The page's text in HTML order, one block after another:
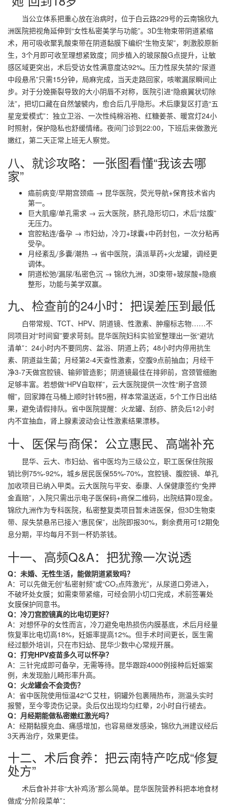
当公立体系把重心放在治病时，位于白云路229号的云南锦欣九
洲医院把视角延伸到“女性私密美学与功能”。3D生物束带阴道紧缩
术，用可吸收聚乳酸束带在阴道黏膜下编织“生物支架”，刺激胶原新
生，3个月即可收至理想紧致度；同步植入的玻尿酸G点提升，让敏
感区域更突出，术后受访女性满意度达92%。压力性尿失禁的“尿道
中段悬吊”只需15分钟，局麻完成，当天走路回家，咳嗽漏尿瞬间止
步。对于分娩撕裂导致的大小阴唇不对称，医院引进“隐痕翼状切除
法”，把切口藏在自然皱襞内，愈合后几乎隐形。术后康复区打造“五
星宠爱模式”：独立卫浴、一次性纯棉浴袍、红糖姜茶、暖宫灯24小
时照射，保护隐私也舒缓情绪。夜间门诊到22:00，下班后来做激光
嫩红，第二天正常上班无人察觉。
八、就诊攻略：一张图看懂“我该去哪
家”
癌前病变/早期宫颈癌 → 昆华医院，荧光导航+保育技术省内
第一。
巨大肌瘤/单孔需求 → 云大医院，脐孔隐形切口，术后“炫腹”
无压力。
宫腔粘连/备孕 → 市妇幼，冷刀+球囊+中药封包，一次分粘再
受孕。
月经紊乱/多囊/潮热 → 省中医院，滇派草药+火龙罐，调经更
调体。
阴道松弛/漏尿/私密色沉 → 锦欣九洲，3D束带+玻尿酸+隐痕
整形，功能与美学双赢。
九、检查前的24小时：把误差压到最低
白带常规、TCT、HPV、阴道镜、性激素、肿瘤标志物……不
同项目对“时间窗”要求苛刻。昆华医院妇科实验室整理出一张“避坑
清单”：24小时内不要同房、盆浴、阴道上药；48小时内停用抗生
素、阴道益生菌；月经第2-4天查性激素，空腹9点前抽血；月经干
净3-7天做宫腔镜、输卵管造影；阴道镜最佳在排卵前，宫颈管细胞
足够丰富。若想做“HPV自取样”，云大医院提供一次性“刷子宫颈
帽”，回家蹲在马桶上顺时针转5圈，样本常温送返，5个工作日出结
果，避免请假排队。省中医院提醒：火龙罐、刮痧、脐灸后12小时
内不宜抽血，肾上腺素波动会让性激素结果漂移。
十、医保与商保：公立惠民、高端补充
昆华、云大、市妇幼、省中医均为三级公立，职工医保住院报
销比例75%-92%，城乡居民医保55%-70%，宫腔镜、腹腔镜、单孔
加收项目已纳入甲类。云大医院与平安、泰康、人保健康签约“免押
金直赔”，入院只需出示电子医保码+商保二维码，出院结算0现金。
锦欣九洲作为专科医院，私密整复类项目暂未进医保，但3D生物束
带、尿失禁悬吊已接入“惠民保”，出院即报30%，剩余费用可12期免
息分期，平均每月不到一杯奶茶钱。
十一、高频Q&A：把犹豫一次说透
Q：未婚、无性生活，能做阴道紧致吗？
A：可以先做无创“私密射频”或“CO₂点阵激光”，从尿道口旁进入，
不破坏处女膜；如需束带紧缩，可经会阴小切口完成，术前签署处
女膜保护同意书。
Q：冷刀宫腔镜真的比电切更好？
A：对想怀孕的女性而言，冷刀避免电热损伤内膜基底，术后月经量
恢复率比电切高18%，妊娠率提高12%。但手术时间更长，医生需
经过额外培训，只在市妇幼、昆华少数中心常规开展。
Q：打完HPV疫苗多久可以怀孕？
A：三针完成即可备孕，无需等待。昆华跟踪4000例接种后妊娠案
例，未发现胎儿畸形率升高。
Q：火龙罐会不会烫伤？
A：省中医院使用恒温42℃艾柱，铜罐外包裹隔热布，测温头实时
报警，至今零烫伤记录。灸后仅出现均匀红晕，2小时自行褪去。
Q：月经期能做私密嫩红激光吗？
A：经期黏膜充血、痛感增加，也容易继发感染，锦欣九洲建议经后
3天再治疗，效果更佳。
十二、术后食养：把云南特产吃成“修复
处方”
术后食补并非“大补鸡汤”那么简单。昆华医院营养科把本地食材
做成“分阶段菜单”：